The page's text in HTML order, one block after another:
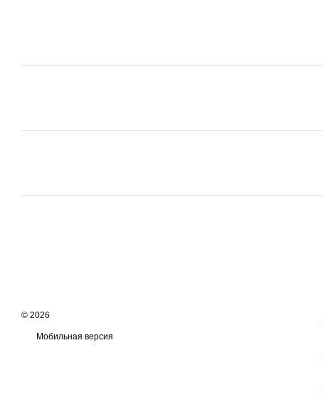
© 2026
Мобильная версия